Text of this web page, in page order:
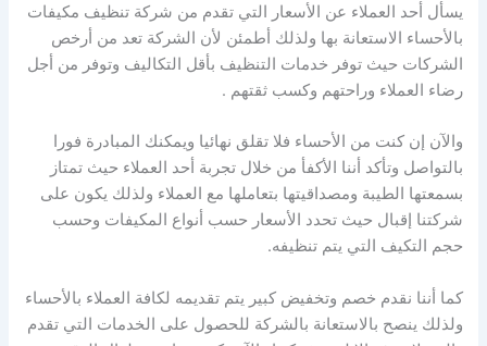
يسأل أحد العملاء عن الأسعار التي تقدم من شركة تنظيف مكيفات
بالأحساء الاستعانة بها ولذلك أطمئن لأن الشركة تعد من أرخص
الشركات حيث توفر خدمات التنظيف بأقل التكاليف وتوفر من أجل
رضاء العملاء وراحتهم وكسب ثقتهم .
والآن إن كنت من الأحساء فلا تقلق نهائيا ويمكنك المبادرة فورا
بالتواصل وتأكد أننا الأكفأ من خلال تجربة أحد العملاء حيث تمتاز
بسمعتها الطيبة ومصداقيتها بتعاملها مع العملاء ولذلك يكون على
شركتنا إقبال حيث تحدد الأسعار حسب أنواع المكيفات وحسب
حجم التكيف التي يتم تنظيفه.
كما أننا نقدم خصم وتخفيض كبير يتم تقديمه لكافة العملاء بالأحساء
ولذلك ينصح بالاستعانة بالشركة للحصول على الخدمات التي تقدم